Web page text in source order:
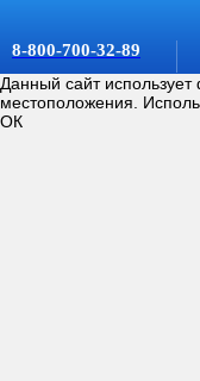
8-800-700-32-89
Данный сайт
местоположения.
ОК